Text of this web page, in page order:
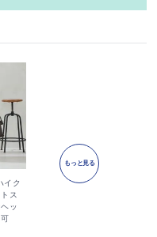
イク
ス
ッ
もっと見る